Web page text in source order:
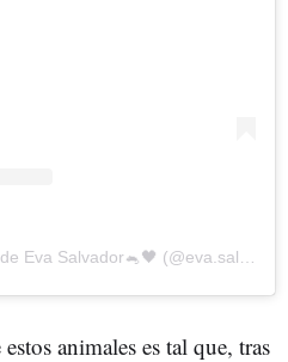
animales es tal que, tras